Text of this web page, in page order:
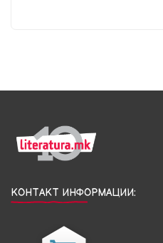
КОНТАКТ ИНФОРМАЦИИ: